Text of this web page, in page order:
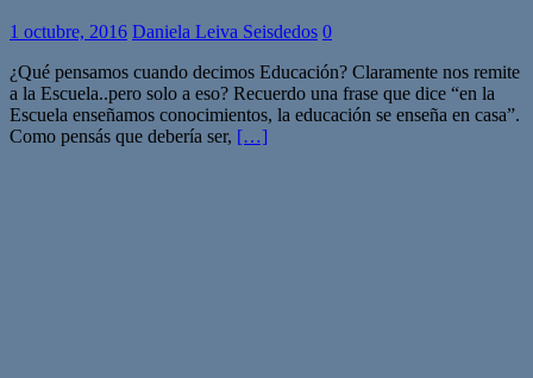
1 octubre, 2016 Daniela Leiva Seisdedos 0
¿Qué pensamos cuando decimos Educación? Claramente nos remite
a la Escuela..pero solo a eso? Recuerdo una frase que dice “en la
Escuela enseñamos conocimientos, la educación se enseña en casa”.
Como pensás que debería ser, […]